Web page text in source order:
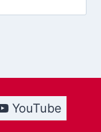
YouTube